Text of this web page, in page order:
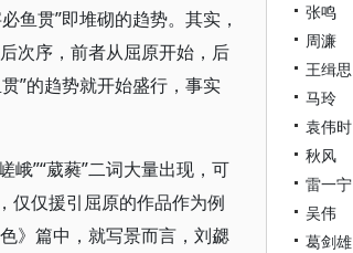
鱼贯”即堆砌的趋势。其实，
次序，前者从屈原开始，后
”的趋势就开始盛行，事实
峨”“葳蕤”二词大量出现，可
仅仅援引屈原的作品作为例
》篇中，就写景而言，刘勰
张鸣
周濂
王缉思
马玲
袁伟时
秋风
雷一宁
吴伟
葛剑雄